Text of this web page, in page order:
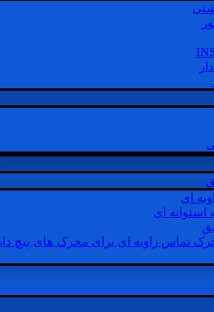
ای
ای
تماس زاویه ای برای محرک های پیچ دار